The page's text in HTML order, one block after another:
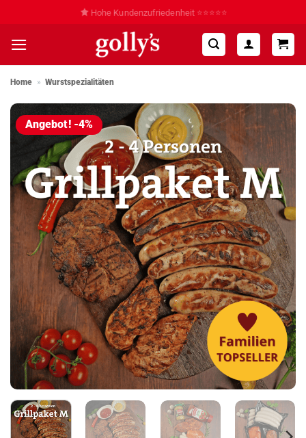
springen
Hohe Kundenzufriedenheit ⭐⭐⭐⭐⭐
Home » Wurstspezialitäten
Angebot! -4%